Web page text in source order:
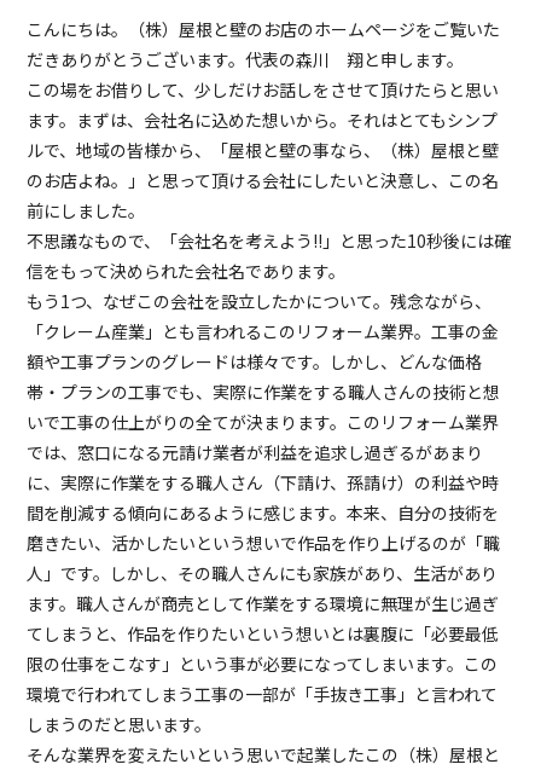
こんにちは。（株）屋根と壁のお店のホームページをご覧いた
だきありがとうございます。代表の森川 翔と申します。
この場をお借りして、少しだけお話しをさせて頂けたらと思い
ます。まずは、会社名に込めた想いから。それはとてもシンプ
ルで、地域の皆様から、「屋根と壁の事なら、（株）屋根と壁
のお店よね。」と思って頂ける会社にしたいと決意し、この名
前にしました。
不思議なもので、「会社名を考えよう!!」と思った10秒後には確
信をもって決められた会社名であります。
もう1つ、なぜこの会社を設立したかについて。残念ながら、
「クレーム産業」とも言われるこのリフォーム業界。工事の金
額や工事プランのグレードは様々です。しかし、どんな価格
帯・プランの工事でも、実際に作業をする職人さんの技術と想
いで工事の仕上がりの全てが決まります。このリフォーム業界
では、窓口になる元請け業者が利益を追求し過ぎるがあまり
に、実際に作業をする職人さん（下請け、孫請け）の利益や時
間を削減する傾向にあるように感じます。本来、自分の技術を
磨きたい、活かしたいという想いで作品を作り上げるのが「職
人」です。しかし、その職人さんにも家族があり、生活があり
ます。職人さんが商売として作業をする環境に無理が生じ過ぎ
てしまうと、作品を作りたいという想いとは裏腹に「必要最低
限の仕事をこなす」という事が必要になってしまいます。この
環境で行われてしまう工事の一部が「手抜き工事」と言われて
しまうのだと思います。
そんな業界を変えたいという思いで起業したこの（株）屋根と